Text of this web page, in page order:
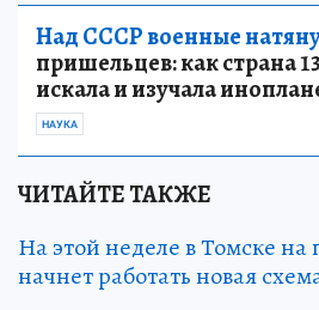
Над СССР военные
пришельцев: как страна
искала и изучала
НАУКА
ЧИТАЙТЕ ТАКЖЕ
На этой неделе в Томске
начнет работать новая